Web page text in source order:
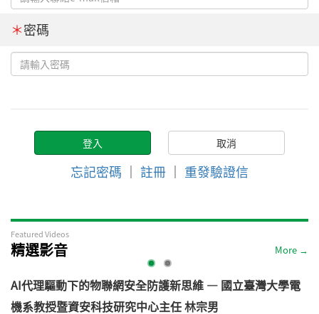
＊密碼
忘記密碼 ｜ 註冊 ｜ 重發驗證信
Featured Videos
精選影音 More →
AI代理驅動下的物聯網安全防護新思維 — 國立臺灣大學電
機系教授暨資安科技研究中心主任 林宗男